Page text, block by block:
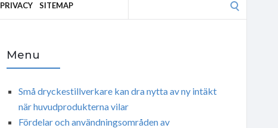
PRIVACY SITEMAP
Menu
Små dryckestillverkare kan dra nytta av ny intäkt
när huvudprodukterna vilar
Fördelar och användningsområden av